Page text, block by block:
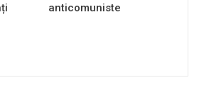
anticomuniste